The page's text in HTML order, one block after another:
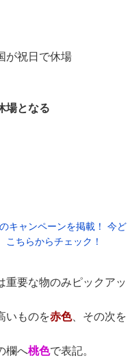
が祝日で休場
場となる
キャンペーンを掲載！ 今ど
ちらからチェック！
重要な物のみピックアッ
いものを赤色、その次を
欄へ桃色で表記。